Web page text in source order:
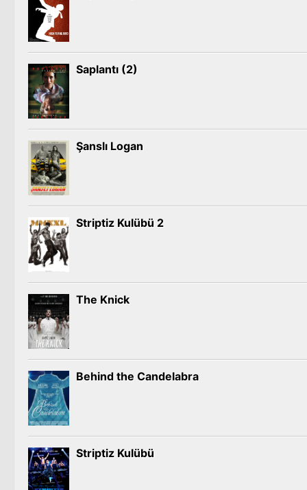
Saplantı (2)
Şanslı Logan
Striptiz Kulübü 2
The Knick
Behind the Candelabra
Striptiz Kulübü